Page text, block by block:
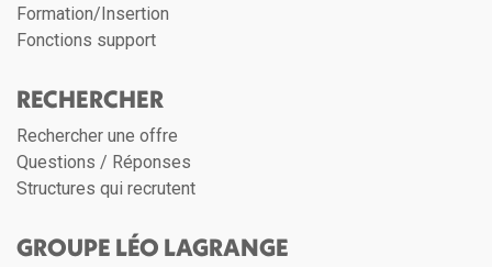
Formation/Insertion
Fonctions support
RECHERCHER
Rechercher une offre
Questions / Réponses
Structures qui recrutent
GROUPE LÉO LAGRANGE